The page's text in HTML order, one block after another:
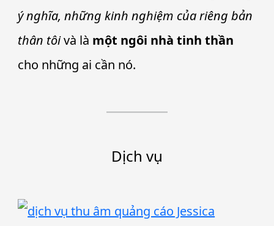
ý nghĩa, những kinh nghiệm của riêng bản
thân tôivà là một ngôi nhà tinh thần
cho những ai cần nó.
Dịch vụ